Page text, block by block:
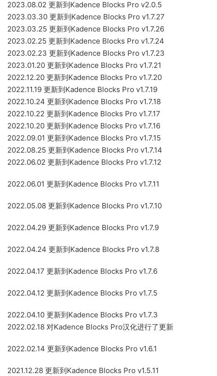
2023.08.02 更新到Kadence Blocks Pro v2.0.5
2023.03.30 更新到Kadence Blocks Pro v1.7.27
2023.03.25 更新到Kadence Blocks Pro v1.7.26
2023.02.25 更新到Kadence Blocks Pro v1.7.24
2023.02.23 更新到Kadence Blocks Pro v1.7.23
2023.01.20 更新到Kadence Blocks Pro v1.7.21
2022.12.20 更新到Kadence Blocks Pro v1.7.20
2022.11.19 更新到Kadence Blocks Pro v1.7.19
2022.10.24 更新到Kadence Blocks Pro v1.7.18
2022.10.22 更新到Kadence Blocks Pro v1.7.17
2022.10.20 更新到Kadence Blocks Pro v1.7.16
2022.09.01 更新到Kadence Blocks Pro v1.7.15
2022.08.25 更新到Kadence Blocks Pro v1.7.14
2022.06.02 更新到Kadence Blocks Pro v1.7.12
2022.06.01 更新到Kadence Blocks Pro v1.7.11
2022.05.08 更新到Kadence Blocks Pro v1.7.10
2022.04.29 更新到Kadence Blocks Pro v1.7.9
2022.04.24 更新到Kadence Blocks Pro v1.7.8
2022.04.17 更新到Kadence Blocks Pro v1.7.6
2022.04.12 更新到Kadence Blocks Pro v1.7.5
2022.04.10 更新到Kadence Blocks Pro v1.7.3
2022.02.18 对Kadence Blocks Pro汉化进行了更新
2022.02.14 更新到Kadence Blocks Pro v1.6.1
2021.12.28 更新到Kadence Blocks Pro v1.5.11